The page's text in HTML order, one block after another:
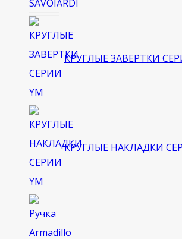
КРУГЛЫЕ ЗАВЕРТКИ
КРУГЛЫЕ НАКЛАДКИ